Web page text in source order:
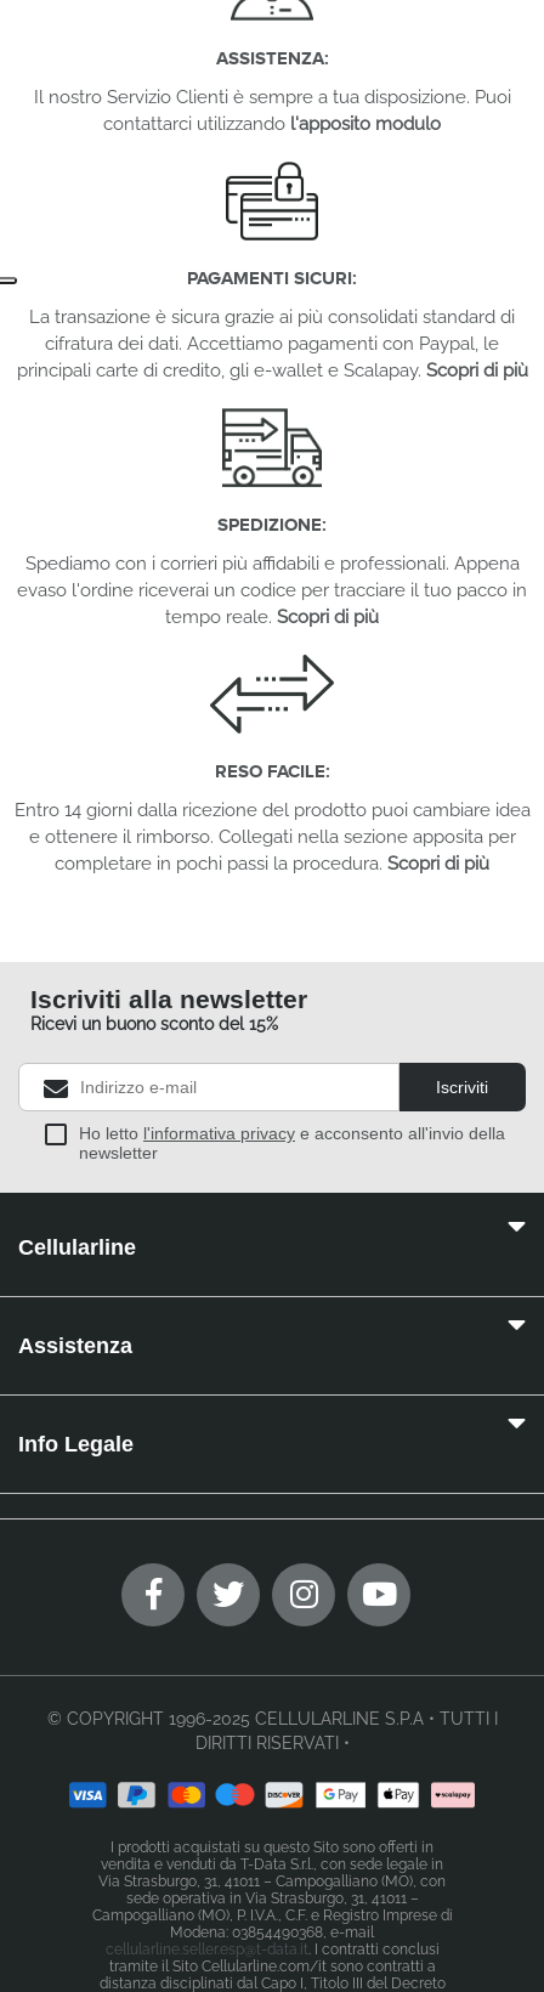
ASSISTENZA:
Il nostro Servizio Clienti è sempre a tua disposizione. Puoi
contattarci utilizzando l'apposito modulo
PAGAMENTI SICURI:
La transazione è sicura grazie ai più consolidati standard di
cifratura dei dati. Accettiamo pagamenti con Paypal, le
principali carte di credito, gli e-wallet e Scalapay. Scopri di più
SPEDIZIONE:
Spediamo con i corrieri più affidabili e professionali. Appena
evaso l'ordine riceverai un codice per tracciare il tuo pacco in
tempo reale. Scopri di più
RESO FACILE:
Entro 14 giorni dalla ricezione del prodotto puoi cambiare idea
e ottenere il rimborso. Collegati nella sezione apposita per
completare in pochi passi la procedura. Scopri di più
Iscriviti alla newsletter
Ricevi un buono sconto del 15%
Iscriviti
Ho letto l'informativa privacy e acconsento all'invio della
newsletter
Cellularline
Assistenza
Info Legale
© COPYRIGHT 1996-2025 CELLULARLINE S.P.A • TUTTI I
DIRITTI RISERVATI •
I prodotti acquistati su questo Sito sono offerti in
vendita e venduti da T-Data S.r.l., con sede legale in
Via Strasburgo, 31, 41011 – Campogalliano (MO), con
sede operativa in Via Strasburgo, 31, 41011 –
Campogalliano (MO), P. I.V.A., C.F. e Registro Imprese di
Modena: 03854490368, e-mail
cellularline.seller.esp@t-data.it. I contratti conclusi
tramite il Sito Cellularline.com/it sono contratti a
distanza disciplinati dal Capo I, Titolo III del Decreto